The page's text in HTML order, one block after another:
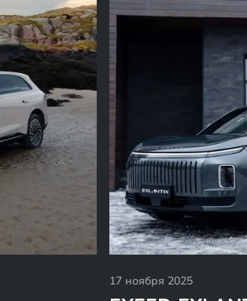
17 ноября 2025